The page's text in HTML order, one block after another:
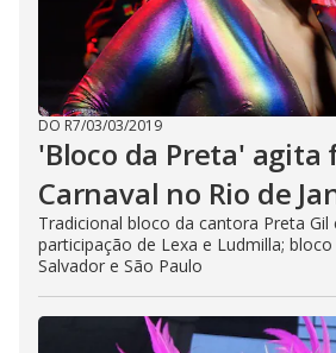
DO R7/03/03/2019
'Bloco da Preta' agita
Carnaval no Rio de
Tradicional bloco da cantora Preta
participação de Lexa e Ludmilla;
Salvador e São Paulo